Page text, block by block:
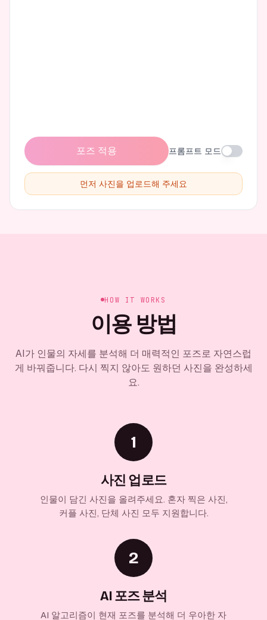
포즈 적용 프롬프트 모드
먼저 사진을 업로드해 주세요
HOW IT WORKS
이용 방법
AI가 인물의 자세를 분석해 더 매력적인 포즈로 자연스럽
게 바꿔줍니다. 다시 찍지 않아도 원하던 사진을 완성하세
요.
1
사진 업로드
인물이 담긴 사진을 올려주세요. 혼자 찍은 사진,
커플 사진, 단체 사진 모두 지원합니다.
2
AI 포즈 분석
AI 알고리즘이 현재 포즈를 분석해 더 우아한 자